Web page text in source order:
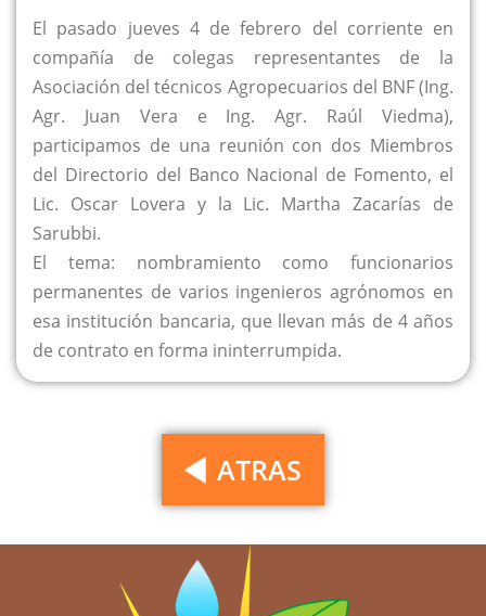
El pasado jueves 4 de febrero del corriente en
compañía de colegas representantes de la
Asociación del técnicos Agropecuarios del BNF (Ing.
Agr. Juan Vera e Ing. Agr. Raúl Viedma),
participamos de una reunión con dos Miembros
del Directorio del Banco Nacional de Fomento, el
Lic. Oscar Lovera y la Lic. Martha Zacarías de
Sarubbi.
El tema: nombramiento como funcionarios
permanentes de varios ingenieros agrónomos en
esa institución bancaria, que llevan más de 4 años
de contrato en forma ininterrumpida.
ATRAS